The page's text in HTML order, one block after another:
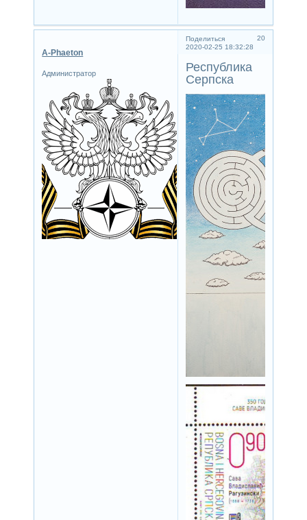
Поделиться
20
2020-02-25 18:32:28
A-Phaeton
Администратор
Республика
Серпска